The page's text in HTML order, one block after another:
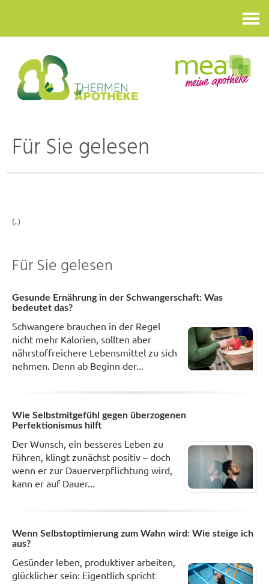
Für Sie gelesen
(..)
Für Sie gelesen
Gesunde Ernährung in der Schwangerschaft: Was
bedeutet das?
Schwangere brauchen in der Regel
nicht mehr Kalorien, sollten aber
nährstoffreichere Lebensmittel zu sich
nehmen. Denn ab Beginn der...
Wie Selbstmitgefühl gegen überzogenen
Perfektionismus hilft
Der Wunsch, ein besseres Leben zu
führen, klingt zunächst positiv – doch
wenn er zur Dauerverpflichtung wird,
kann er auf Dauer...
Wenn Selbstoptimierung zum Wahn wird: Wie steige ich
aus?
Gesünder leben, produktiver arbeiten,
glücklicher sein: Eigentlich spricht